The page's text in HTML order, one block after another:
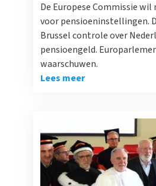
De Europese Commissie wil
voor pensioeninstellingen.
Brussel controle over
pensioengeld.
waarschuwen.
Lees meer